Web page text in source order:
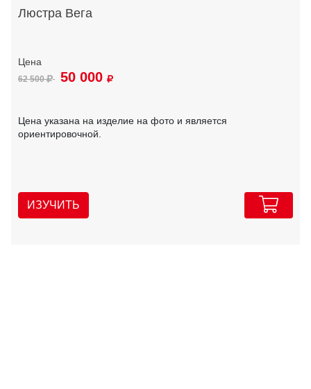
Люстра Вега
62 500 50 000
Цена указана на изделие на фото и является
ориентировочной.
ИЗУЧИТЬ